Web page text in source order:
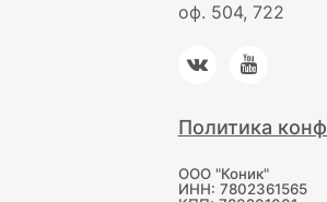
оф. 504, 722
Политика
ООО "Коник"
ИНН: 7802361565